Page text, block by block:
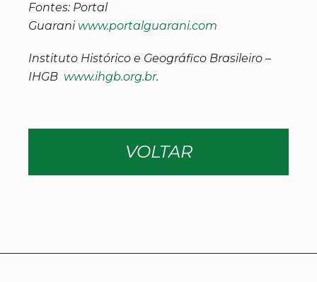
Fontes: Portal
Guarani www.portalguarani.com
Instituto Histórico e Geográfico Brasileiro –
IHGB www.ihgb.org.br.
VOLTAR